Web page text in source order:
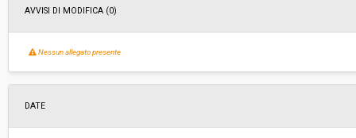
AVVISI DI MODIFICA (0)
Nessun allegato presente
DATE